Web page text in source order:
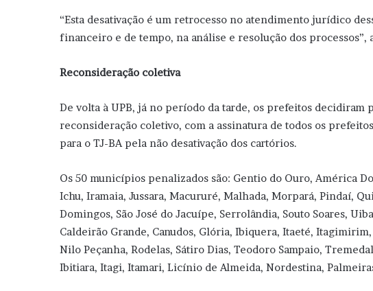
“Esta desativação é um retrocesso no atendimento jurídico
financeiro e de tempo, na análise e resolução dos processos”,
Reconsideração coletiva
De volta à UPB, já no período da tarde, os prefeitos decidiram
reconsideração coletivo, com a assinatura de todos os
para o TJ-BA pela não desativação dos cartórios.
Os 50 municípios penalizados são: Gentio do Ouro, América
Ichu, Iramaia, Jussara, Macururé, Malhada, Morpará, Pindaí,
Domingos, São José do Jacuípe, Serrolândia, Souto Soares,
Caldeirão Grande, Canudos, Glória, Ibiquera, Itaeté,
Nilo Peçanha, Rodelas, Sátiro Dias, Teodoro Sampaio,
Ibitiara, Itagi, Itamari, Licínio de Almeida, Nordestina,